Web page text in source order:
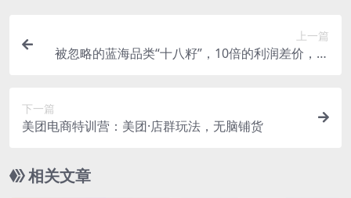
上一篇
被忽略的蓝海品类“十八籽”，10倍的利润差价，同
下一篇
美团电商特训营：美团·店群玩法，无脑铺货
相关文章